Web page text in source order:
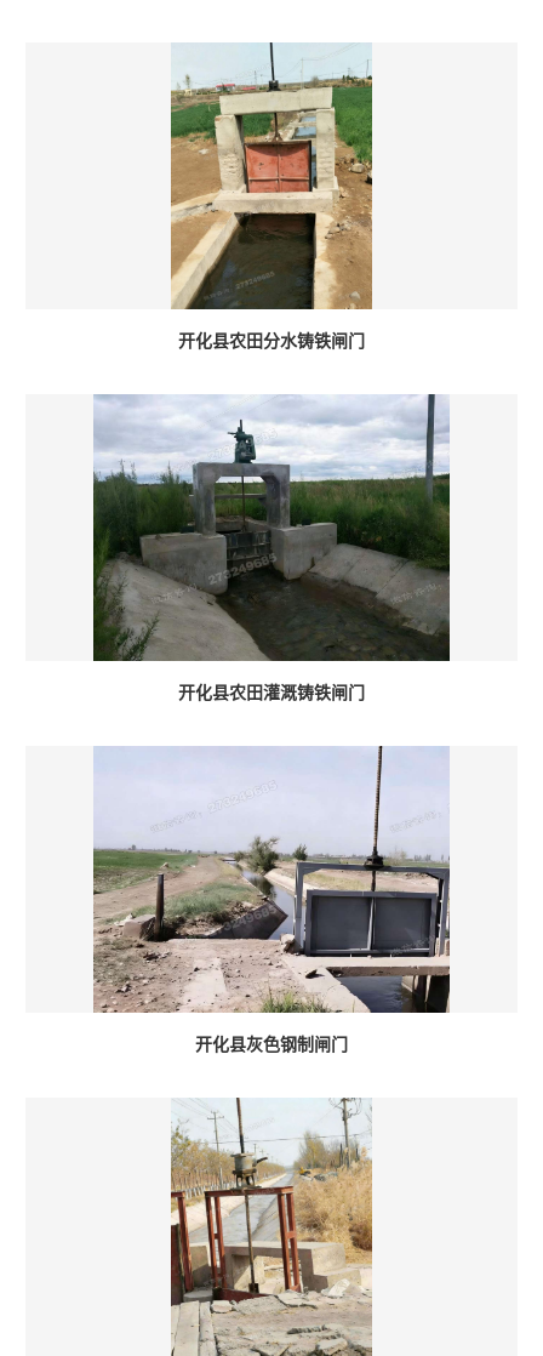
开化县农田分水铸铁闸门
开化县农田灌溉铸铁闸门
开化县灰色钢制闸门